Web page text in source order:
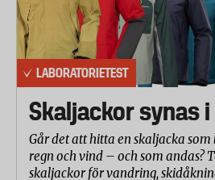
LABORATORIETEST
Skaljackor synas
Går det att hitta en skaljacka
regn och vind – och som andas?
skaljackor för vandring,